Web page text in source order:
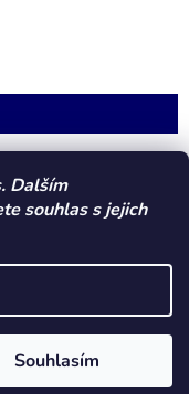
Dalším
souhlas s jejich
Souhlasím
vyhrazena.